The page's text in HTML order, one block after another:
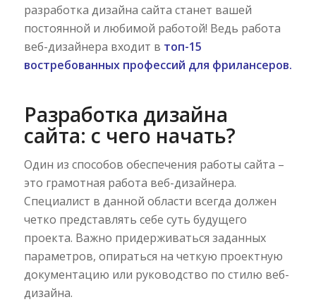
разработка дизайна сайта станет вашей
постоянной и любимой работой! Ведь работа
веб-дизайнера входит в топ-15
востребованных профессий для фрилансеров.
Разработка дизайна
сайта: с чего начать?
Один из способов обеспечения работы сайта –
это грамотная работа веб-дизайнера.
Специалист в данной области всегда должен
четко представлять себе суть будущего
проекта. Важно придерживаться заданных
параметров, опираться на четкую проектную
документацию или руководство по стилю веб-
дизайна.